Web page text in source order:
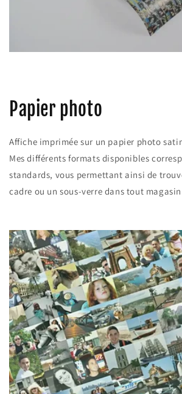
Papier photo
Affiche imprimée sur un papier photo
Mes différents formats disponibles
standards, vous permettant ainsi de
cadre ou un sous-verre dans tout